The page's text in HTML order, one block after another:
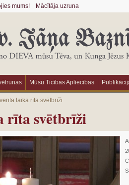
mums! Mācītāja uzruna
Mūsu Ticības Apliecības
laika rīta svētbrīži
rīta svētbrīži